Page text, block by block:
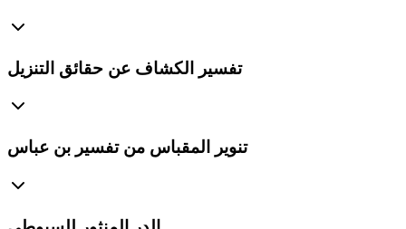
تفسير الكشاف عن حقائق التنزيل
تنوير المقباس من تفسير بن عباس